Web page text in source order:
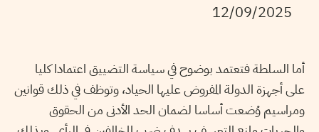
12/09/2025
أما السلطة فتعتمد بوضوح في سياسة التضييق اعتمادا كليا
على أجهزة الدولة المفروض عليها الحياد، وتوظف في ذلك قوانين
ومراسيم وُضعت أساسا لضمان الحد الأدنى من الحقوق